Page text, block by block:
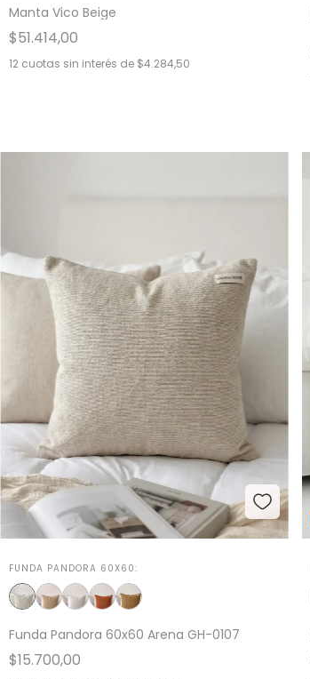
Manta Vico Beige
$51.414,00
12 cuotas sin interés de $4.284,50
FUNDA PANDORA 60X60:
Funda Pandora 60x60 Arena GH-0107
$15.700,00